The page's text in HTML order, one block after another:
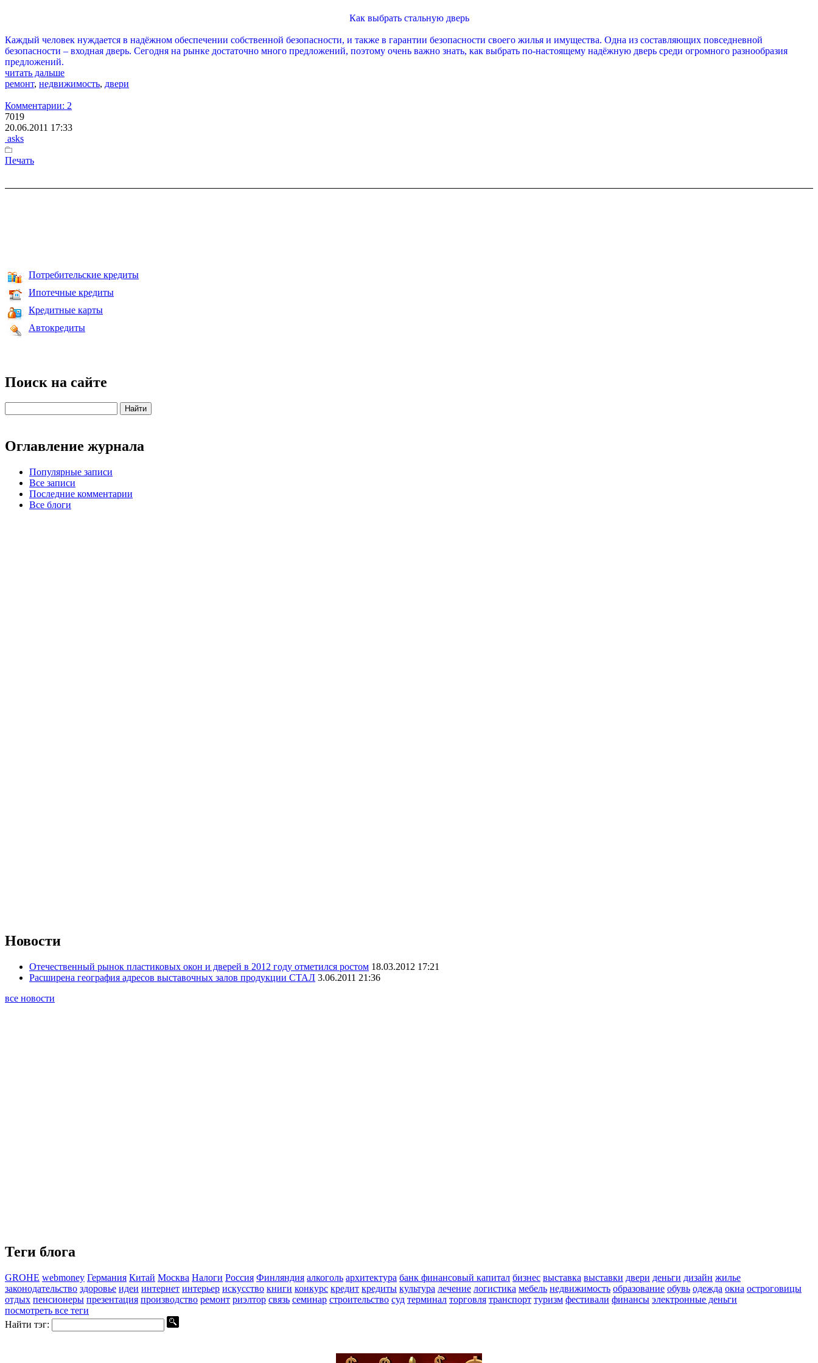
Как выбрать стальную дверь
Каждый человек нуждается в надёжном обеспечении собственной безопасности, и также в гарантии безопасности своего жилья и имущества. Одна из составляющих повседневной
безопасности – входная дверь. Сегодня на рынке достаточно много предложений, поэтому очень важно знать, как выбрать по-настоящему надёжную дверь среди огромного разнообразия
предложений.
читать дальше
ремонт, недвижимость, двери
Комментарии: 2
7019
20.06.2011 17:33
asks
Печать
Потребительские кредиты
Ипотечные кредиты
Кредитные карты
Автокредиты
Поиск на сайте
Оглавление журнала
Популярные записи
Все записи
Последние комментарии
Все блоги
Новости
Отечественный рынок пластиковых окон и дверей в 2012 году отметился ростом 18.03.2012 17:21
Расширена география адресов выставочных залов продукции СТАЛ 3.06.2011 21:36
все новости
Теги блога
GROHE webmoney Германия Китай Москва Налоги Россия Финляндия алкоголь архитектура банк финансовый капитал бизнес выставка выставки двери деньги дизайн жилье
законодательство здоровье идеи интернет интерьер искусство книги конкурс кредит кредиты культура лечение логистика мебель недвижимость образование обувь одежда окна остроговицы
отдых пенсионеры презентация производство ремонт риэлтор связь семинар строительство суд терминал торговля транспорт туризм фестивали финансы электронные деньги
посмотреть все теги
Найти тэг: